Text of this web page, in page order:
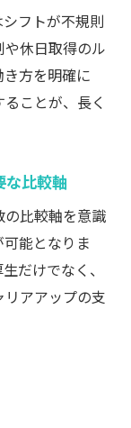
フトが不規則
休日取得のル
方を明確に
ことが、長く
な比較軸
比較軸を意識
能となりま
だけでなく、
アアップの支